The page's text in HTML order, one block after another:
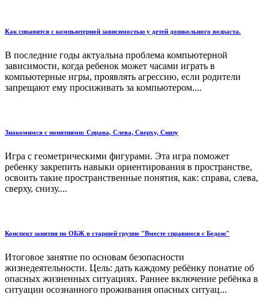
Как справится с компьютерной зависимостью у детей дошкольного возраста.
В последние годы актуальна проблема компьютерной
зависимости, когда ребенок может часами играть в
компьютерные игры, проявлять агрессию, если родители
запрещают ему просиживать за компьютером....
Знакомимся с понятиями: Справа, Слева, Сверху, Снизу
Игра с геометрическими фигурами. Эта игра поможет
ребенку закрепить навыки ориентирования в пространстве,
освоить такие пространственные понятия, как: справа, слева,
сверху, снизу....
Конспект занятия по ОБЖ в старшей группе "Вместе справимся с Бедою"
Итоговое занятие по основам безопасности
жизнедеятельности. Цель: дать каждому ребёнку понатие об
опасных жизненных ситуациях. Раннее включение ребёнка в
ситуации осознанного проживания опасных ситуац...